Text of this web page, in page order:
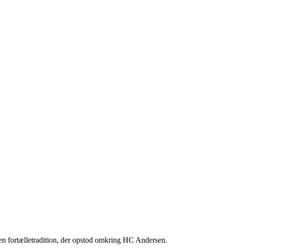
fortælletradition, der opstod omkring HC Andersen.